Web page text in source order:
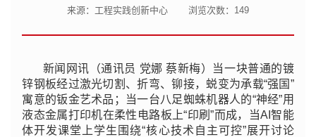
来源：工程实践创新中心 浏览次数： 149
新闻网讯（通讯员 党娜 蔡新梅）当一块普通的镀
锌钢板经过激光切割、折弯、铆接，蜕变为承载“强国”
寓意的钣金艺术品；当一台八足蜘蛛机器人的“神经”用
液态金属打印机在柔性电路板上“印刷”而成，当AI智能
体开发课堂上学生围绕“核心技术自主可控”展开讨论